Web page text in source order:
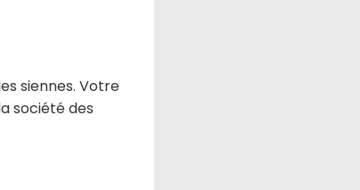
siennes. Votre
société des